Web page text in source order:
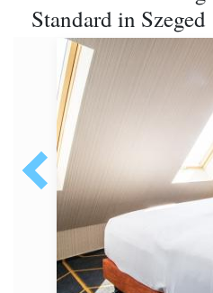
Standard in Szeged